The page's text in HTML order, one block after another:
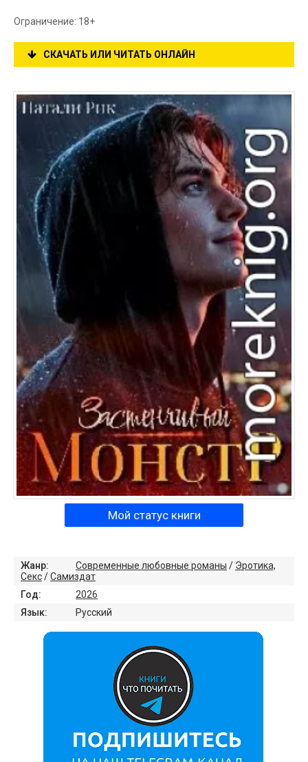
Ограничение: 18+
СКАЧАТЬ ИЛИ ЧИТАТЬ ОНЛАЙН
Мой статус книги
Жанр: Современные любовные романы / Эротика,
Секс/Самиздат
Год:
2026
Язык:
Русский